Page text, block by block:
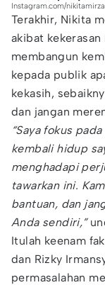
Instagram.com/
Terakhir, Nikita
akibat
membangun
kepada publik
kekasih,
dan jangan
“Saya fokus
kembali hidup
menghadapi
tawarkan ini.
bantuan, dan
Anda sendiri,”
Itulah keenam
dan Rizky
permasalahan